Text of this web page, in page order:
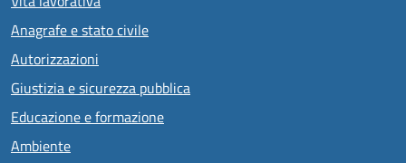
Anagrafe e stato civile
Autorizzazioni
Giustizia e sicurezza pubblica
Educazione e formazione
Ambiente